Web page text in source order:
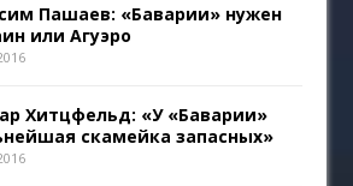
Пашаев: «Баварии» нужен
или Агуэро
Хитцфельд: «У «Баварии»
скамейка запасных»